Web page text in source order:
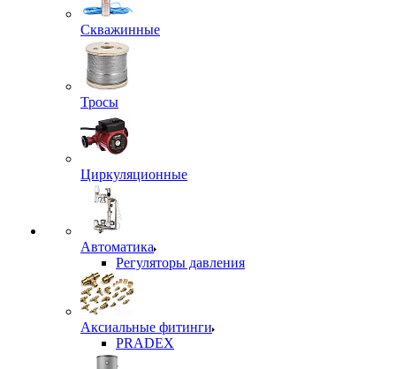
Скважинные
Тросы
Циркуляционные
Автоматика
Регуляторы давления
Аксиальные фитинги
PRADEX